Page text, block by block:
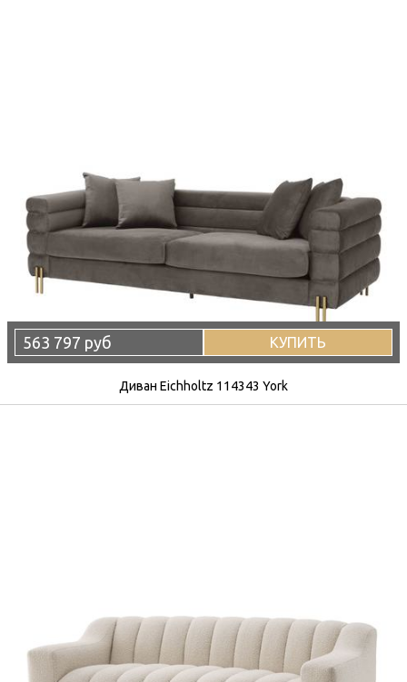
563 797 руб КУПИТЬ
Диван Eichholtz 114343 York